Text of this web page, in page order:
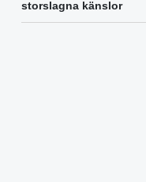
storslagna känslor